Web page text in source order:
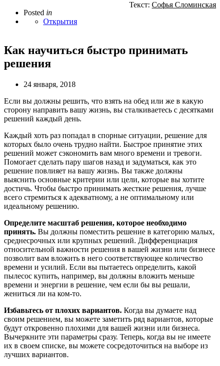
Posted in
Открытия
Текст: Софья Сломинская
Как научиться быстро принимать
решения
24 января, 2018
Если вы должны решить, что взять на обед или же в какую
сторону направить вашу жизнь, вы сталкиваетесь с десятками
решений каждый день.
Каждый хоть раз попадал в спорные ситуации, решение для
которых было очень трудно найти. Быстрое принятие этих
решений может сэкономить вам много времени и тревоги.
Помогает сделать пару шагов назад и задуматься, как это
решение повлияет на вашу жизнь. Вы также должны
выяснить основные критерии или цели, которые вы хотите
достичь. Чтобы быстро принимать жесткие решения, лучше
всего стремиться к адекватному, а не оптимальному или
идеальному решению.
Определите масштаб решения, которое необходимо
принять. Вы должны поместить решение в категорию малых,
среднесрочных или крупных решений. Дифференциация
относительной важности решения в вашей жизни или бизнесе
позволит вам вложить в него соответствующее количество
времени и усилий. Если вы пытаетесь определить, какой
пылесос купить, например, вы должны вложить меньше
времени и энергии в решение, чем если бы вы решали,
жениться ли на ком-то.
Избавьтесь от плохих вариантов. Когда вы думаете над
своим решением, вы можете заметить ряд вариантов, которые
будут откровенно плохими для вашей жизни или бизнеса.
Вычеркните эти параметры сразу. Теперь, когда вы не имеете
их в своем списке, вы можете сосредоточиться на выборе из
лучших вариантов.